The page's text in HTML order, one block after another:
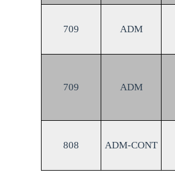
709 ADM
709 ADM
808 ADM-CONT